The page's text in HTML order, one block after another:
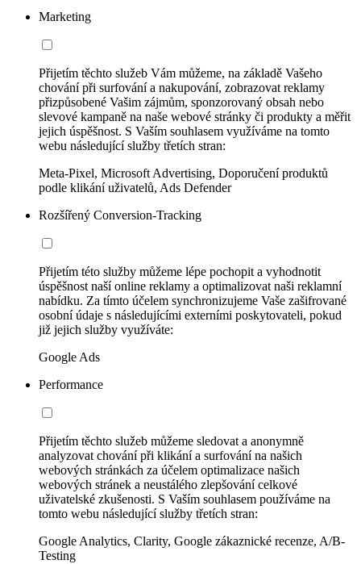
Marketing
Přijetím těchto služeb Vám můžeme, na základě Vašeho
chování při surfování a nakupování, zobrazovat reklamy
přizpůsobené Vašim zájmům, sponzorovaný obsah nebo
slevové kampaně na naše webové stránky či produkty a měřit
jejich úspěšnost. S Vaším souhlasem využíváme na tomto
webu následující služby třetích stran:
Meta-Pixel, Microsoft Advertising, Doporučení produktů
podle klikání uživatelů, Ads Defender
Rozšířený Conversion-Tracking
Přijetím této služby můžeme lépe pochopit a vyhodnotit
úspěšnost naší online reklamy a optimalizovat naši reklamní
nabídku. Za tímto účelem synchronizujeme Vaše zašifrované
osobní údaje s následujícími externími poskytovateli, pokud
již jejich služby využíváte:
Google Ads
Performance
Přijetím těchto služeb můžeme sledovat a anonymně
analyzovat chování při klikání a surfování na našich
webových stránkách za účelem optimalizace našich
webových stránek a neustálého zlepšování celkové
uživatelské zkušenosti. S Vaším souhlasem používáme na
tomto webu následující služby třetích stran:
Google Analytics, Clarity, Google zákaznické recenze, A/B-
Testing